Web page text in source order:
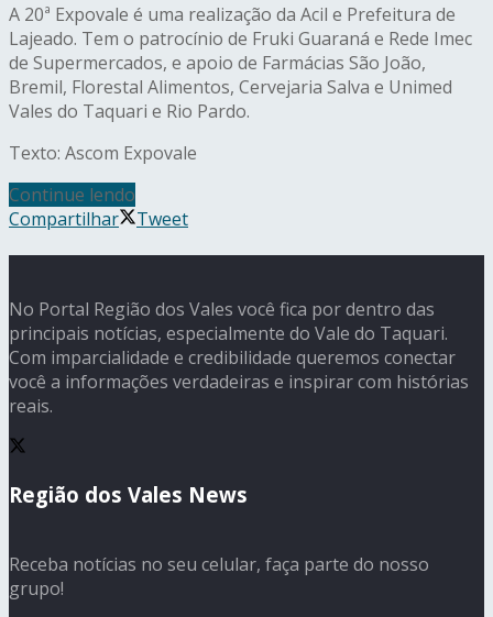
A 20ª Expovale é uma realização da Acil e Prefeitura de
Lajeado. Tem o patrocínio de Fruki Guaraná e Rede Imec
de Supermercados, e apoio de Farmácias São João,
Bremil, Florestal Alimentos, Cervejaria Salva e Unimed
Vales do Taquari e Rio Pardo.
Texto: Ascom Expovale
Continue lendo
Compartilhar
Tweet
No Portal Região dos Vales você fica por dentro das
principais notícias, especialmente do Vale do Taquari.
Com imparcialidade e credibilidade queremos conectar
você a informações verdadeiras e inspirar com histórias
reais.
Região dos Vales News
Receba notícias no seu celular, faça parte do nosso
grupo!